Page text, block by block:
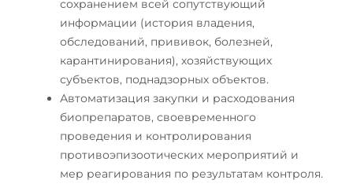
сохранением всей сопутствующий
информации (история владения,
обследований, прививок, болезней,
карантинирования), хозяйствующих
субъектов, поднадзорных объектов.
Автоматизация закупки и расходования
биопрепаратов, своевременного
проведения и контролирования
противоэпизоотических мероприятий и
мер реагирования по результатам контроля.